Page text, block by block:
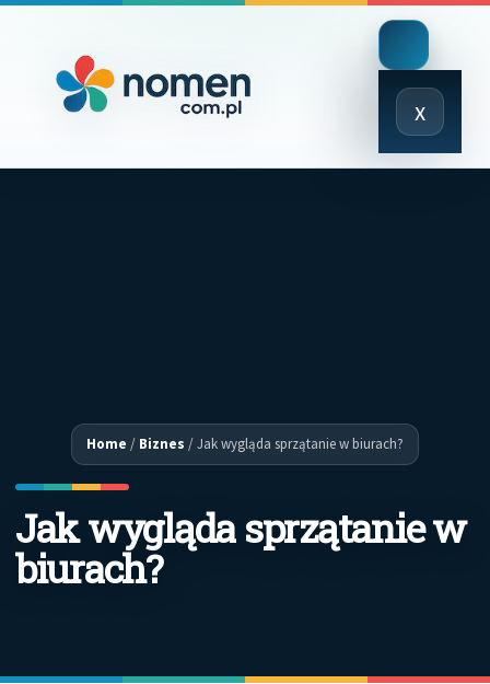
x
Close
Menu
Home / Biznes /Jak wygląda sprzątanie w biurach?
Jak wygląda sprzątanie w
biurach?